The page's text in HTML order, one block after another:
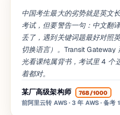
中国考生最大的劣势就是英文
考试，但要警告一句：中文翻
丢了，遇到关键词题最好对照
切换语言）。Transit Gateway
光看课纯属背书，考试里 4 个
着都对。
某厂高级架构师
768/1000
前阿里云转 AWS · 3 年 AWS· 备考